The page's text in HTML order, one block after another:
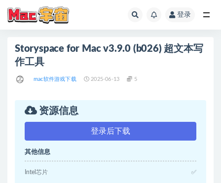
登录
Storyspace for Mac v3.9.0 (b026) 超文本写
作工具
mac软件游戏下载 2025-06-13 5
资源信息
登录后下载
其他信息
Intel芯片 ✅